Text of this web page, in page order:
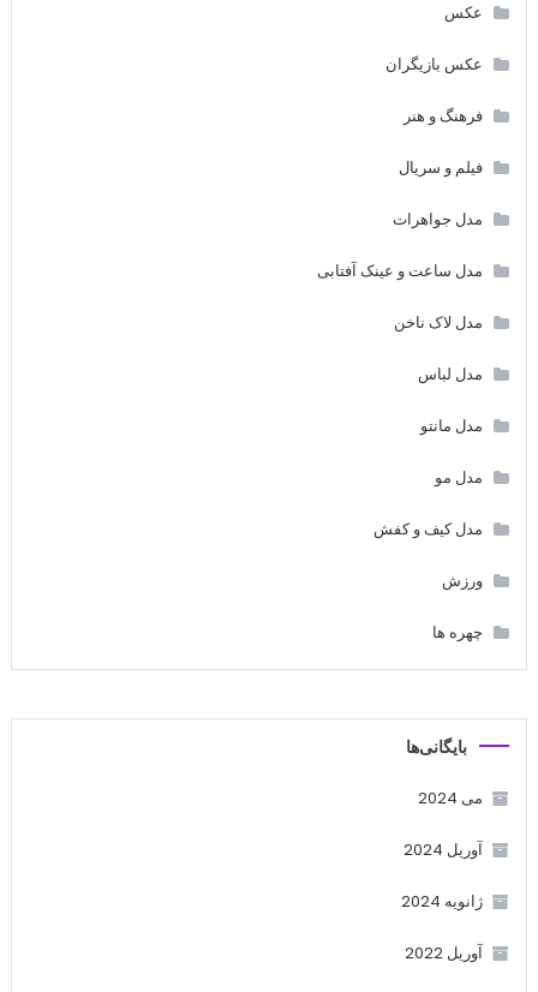
عکس
عکس بازیگران
فرهنگ و هنر
فیلم و سریال
مدل جواهرات
مدل ساعت و عینک آفتابی
مدل لاک ناخن
مدل لباس
مدل مانتو
مدل مو
مدل کیف و کفش
ورزش
چهره ها
بایگانی‌ها
می 2024
آوریل 2024
ژانویه 2024
آوریل 2022